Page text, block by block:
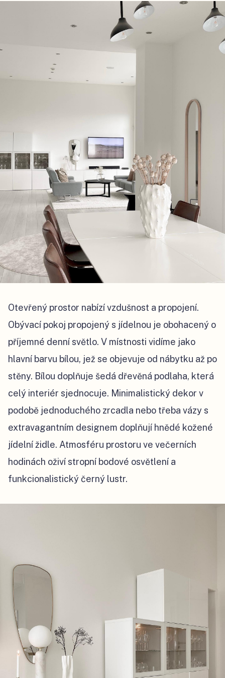
Otevřený prostor nabízí vzdušnost a propojení.
Obývací pokoj propojený s jídelnou je obohacený o
příjemné denní světlo. V místnosti vidíme jako
hlavní barvu bílou, jež se objevuje od nábytku až po
stěny. Bílou doplňuje šedá dřevěná podlaha, která
celý interiér sjednocuje. Minimalistický dekor v
podobě jednoduchého zrcadla nebo třeba vázy s
extravagantním designem doplňují hnědé kožené
jídelní židle. Atmosféru prostoru ve večerních
hodinách oživí stropní bodové osvětlení a
funkcionalistický černý lustr.